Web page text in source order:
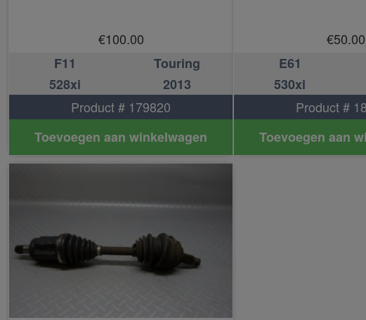
€100.00
F11
Touring
528xi
2013
Product # 179820
Toevoegen aan winkelwagen
€50.00
E61
530xi
Product #
Toevoegen aan